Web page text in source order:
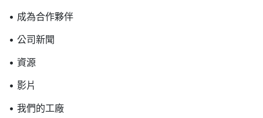
• 成為合作夥伴
• 公司新聞
• 資源
• 影片
• 我們的工廠